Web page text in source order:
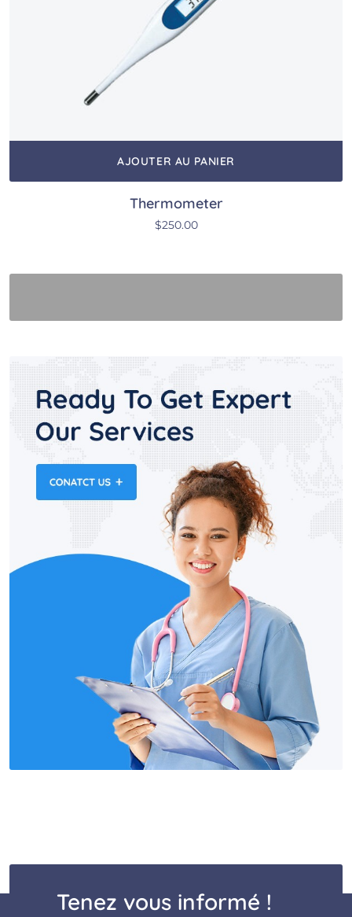
AJOUTER AU PANIER
Thermometer
$250.00
Tenez vous informé !